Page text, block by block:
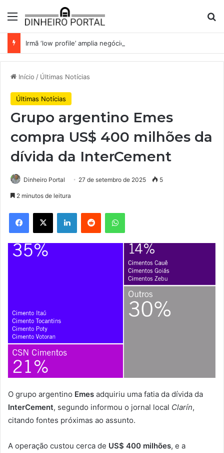
Menu
Início / Últimas Notícias
Últimas Notícias
Grupo argentino Emes
compra US$ 400 milhões da
dívida da InterCement
Dinheiro Portal 27 de setembro de 2025 5
2 minutos de leitura
Facebook
X LinkedinReddit WhatsApp
O grupo argentino Emes adquiriu uma fatia da dívida da
InterCement, segundo informou o jornal local Clarín,
citando fontes próximas ao assunto.
A operação custou cerca de US$ 400 milhões, e a